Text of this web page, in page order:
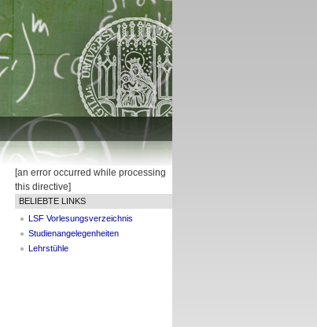
[an error occurred while processing
this directive]
BELIEBTE LINKS
LSF Vorlesungsverzeichnis
Studienangelegenheiten
Lehrstühle